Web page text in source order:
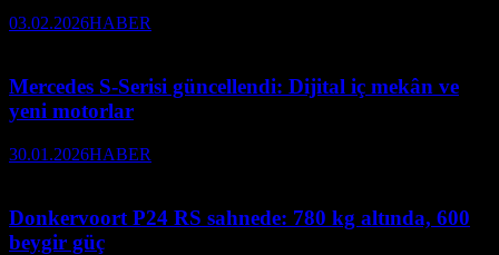
03.02.2026HABER
Mercedes S-Serisi güncellendi: Dijital iç mekân ve
yeni motorlar
30.01.2026HABER
Donkervoort P24 RS sahnede: 780 kg altında, 600
beygir güç